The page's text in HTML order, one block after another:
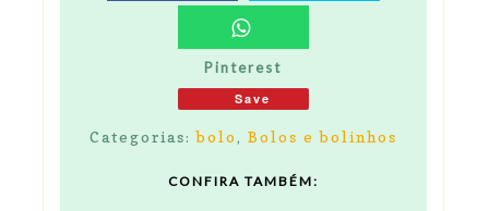
Pinterest
Save
Categorias:bolo , Bolos e bolinhos
CONFIRA TAMBÉM: